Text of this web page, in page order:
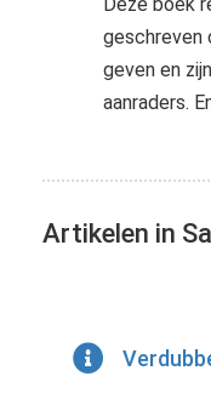
geschreven
geven en
aanraders.
Artikelen in